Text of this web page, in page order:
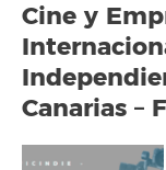
Cine y
Canarias –